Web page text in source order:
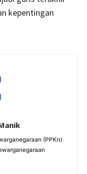
kepentingan
(PPKn)